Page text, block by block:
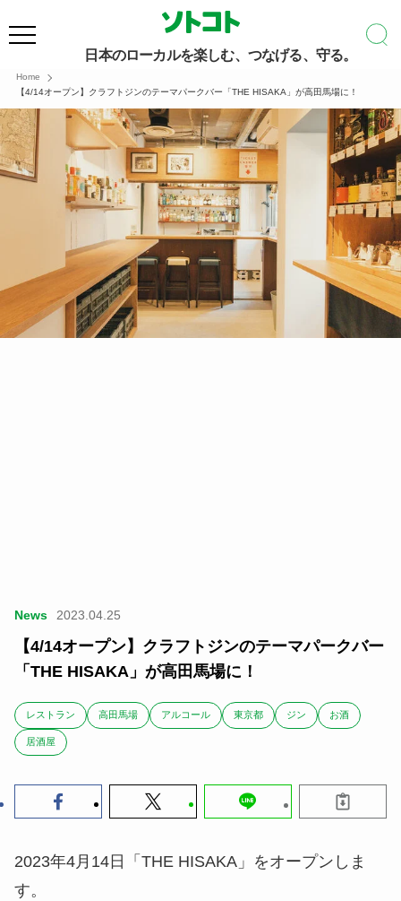
日本のローカルを楽しむ、つなげる、守る。
Home
【4/14オープン】クラフトジンのテーマパークバー「THE HISAKA」が高田馬場に！
News 2023.04.25
【4/14オープン】クラフトジンのテーマパークバー
「THE HISAKA」が高田馬場に！
レストラン 高田馬場 アルコール 東京都 ジン お酒
居酒屋
2023年4月14日「THE HISAKA」をオープンしま
す。